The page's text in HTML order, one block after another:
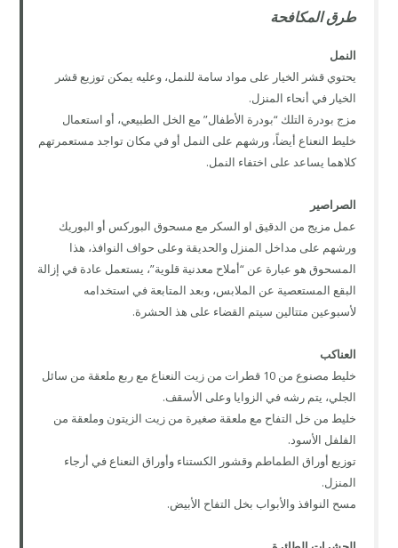
طرق المكافحة
النمل
يحتوي قشر الخيار على مواد سامة للنمل، وعليه يمكن توزيع قشر
الخيار في أنحاء المنزل.
مزج بودرة التلك “بودرة الأطفال” مع الخل الطبيعي، أو استعمال
خليط النعناع أيضاً، ورشهم على النمل أو في مكان تواجد مستعمرتهم
كلاهما يساعد على اختفاء النمل.
الصراصير
عمل مزيج من الدقيق او السكر مع مسحوق البوركس أو البوريك
ورشهم على مداخل المنزل والحديقة وعلى حواف النوافذ، هذا
المسحوق هو عبارة عن “أملاح معدنية قلوية”، يستعمل عادة في إزالة
البقع المستعصية عن الملابس، وبعد المتابعة في استخدامه
لأسبوعين متتالين سيتم القضاء على هذ الحشرة.
العناكب
خليط مصنوع من 10 قطرات من زيت النعناع مع ربع ملعقة من سائل
الجلي، يتم رشه في الزوايا وعلى الأسقف.
خليط من خل التفاح مع ملعقة صغيرة من زيت الزيتون وملعقة من
الفلفل الأسود.
توزيع أوراق الطماطم وقشور الكستناء وأوراق النعناع في أرجاء
المنزل.
مسح النوافذ والأبواب بخل التفاح الأبيض.